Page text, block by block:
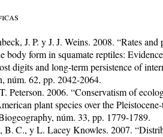
J. P. y J. J. Weins. 2008. “Rates and
body form in squamate reptiles:
digits and long-term persistence of
núm. 62, pp. 2042-2064.
Peterson. 2006. “Conser­va­tism of
plant species over the
núm. 33, pp. 1779-1789.
B. C., y L. Lacey Knowles. 2007.